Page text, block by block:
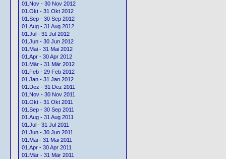
01.Nov - 30 Nov 2012
01.Okt - 31 Okt 2012
01.Sep - 30 Sep 2012
01.Aug - 31 Aug 2012
01.Jul - 31 Jul 2012
01.Jun - 30 Jun 2012
01.Mai - 31 Mai 2012
01.Apr - 30 Apr 2012
01.Mär - 31 Mär 2012
01.Feb - 29 Feb 2012
01.Jan - 31 Jan 2012
01.Dez - 31 Dez 2011
01.Nov - 30 Nov 2011
01.Okt - 31 Okt 2011
01.Sep - 30 Sep 2011
01.Aug - 31 Aug 2011
01.Jul - 31 Jul 2011
01.Jun - 30 Jun 2011
01.Mai - 31 Mai 2011
01.Apr - 30 Apr 2011
01.Mär - 31 Mär 2011